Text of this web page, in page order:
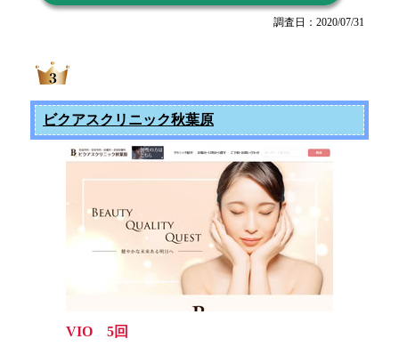
調査日：2020/07/31
ビクアスクリニック秋葉原
VIO 5回